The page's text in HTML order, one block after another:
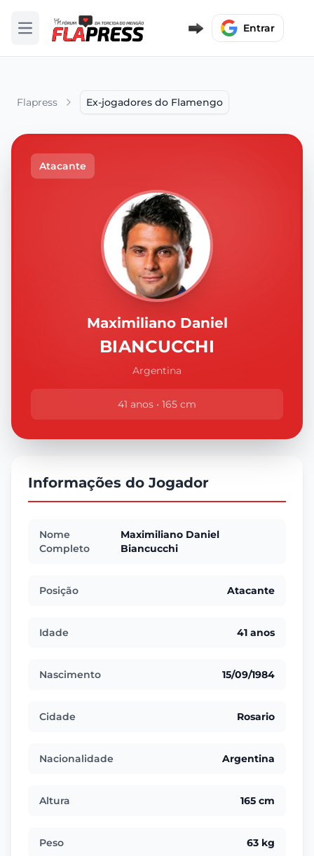
Abrir menu Entrar
Flapress Ex-jogadores do Flamengo
Atacante
Maximiliano Daniel
BIANCUCCHI
Argentina
41 anos • 165 cm
Informações do Jogador
Nome
Completo
Maximiliano Daniel
Biancucchi
Posição Atacante
Idade 41 anos
Nascimento 15/09/1984
Cidade Rosario
Nacionalidade Argentina
Altura 165 cm
Peso 63 kg